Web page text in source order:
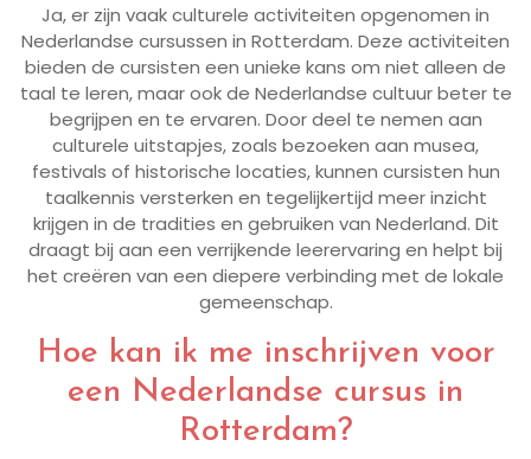
Ja, er zijn vaak culturele activiteiten opgenomen in
Nederlandse cursussen in Rotterdam. Deze activiteiten
bieden de cursisten een unieke kans om niet alleen de
taal te leren, maar ook de Nederlandse cultuur beter te
begrijpen en te ervaren. Door deel te nemen aan
culturele uitstapjes, zoals bezoeken aan musea,
festivals of historische locaties, kunnen cursisten hun
taalkennis versterken en tegelijkertijd meer inzicht
krijgen in de tradities en gebruiken van Nederland. Dit
draagt bij aan een verrijkende leerervaring en helpt bij
het creëren van een diepere verbinding met de lokale
gemeenschap.
Hoe kan ik me inschrijven voor
een Nederlandse cursus in
Rotterdam?